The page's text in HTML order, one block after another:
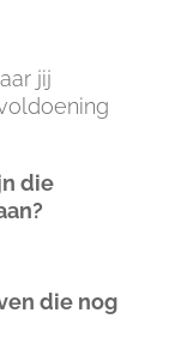
jij
die
die nog